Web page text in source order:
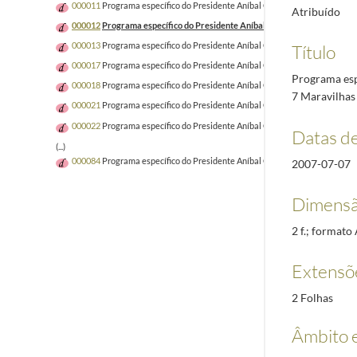
000011 Programa específico do Presidente Aníbal Cavaco Silva e Maria
000012Programa específico do Presidente Aníbal Cavaco Silva e Maria
000013 Programa específico do Presidente Aníbal Cavaco Silva por ocasião
000017 Programa específico do Presidente Aníbal Cavaco Silva por
000018 Programa específico do Presidente Aníbal Cavaco Silva e Maria
000021 Programa específico do Presidente Aníbal Cavaco Silva e Maria
000022 Programa específico do Presidente Aníbal Cavaco Silva e Maria
(...)
000084 Programa específico do Presidente Aníbal Cavaco Silva e Maria
Atribuído
Título
Programa
7
Datas
2007-07-07
2 f.; formato
2 Folhas
Âmbito